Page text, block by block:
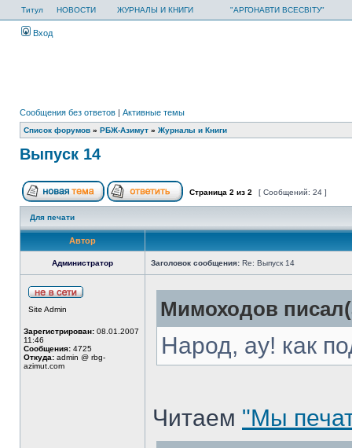
Титул НОВОСТИ ЖУРНАЛЫ И КНИГИ "АРГОНАВТИ ВСЕСВІТУ"
Вход
Сообщения без ответов | Активные темы
Список форумов » РБЖ-Азимут » Журналы и Книги
Выпуск 14
Страница 2 из 2 [ Сообщений: 24 ]
Для печати
Автор
Администратор Заголовок сообщения: Re: Выпуск 14
Site Admin
Зарегистрирован: 08.01.2007
11:46
Сообщения: 4725
Откуда: admin @ rbg-
azimut.com
Мимоходов
Народ, ау! как
Читаем "Мы